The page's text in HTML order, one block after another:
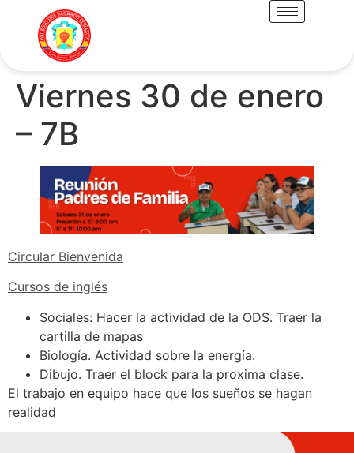
Viernes 30 de enero
– 7B
Circular Bienvenida
Cursos de inglés
Sociales: Hacer la actividad de la ODS. Traer la
cartilla de mapas
Biología. Actividad sobre la energía.
Dibujo. Traer el block para la proxima clase.
El trabajo en equipo hace que los sueños se hagan
realidad